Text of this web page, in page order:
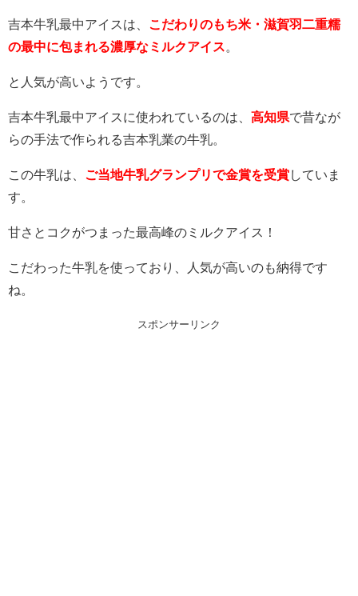
吉本牛乳最中アイスは、
こだわりのもち米・滋賀羽二重糯
の最中に包まれる濃厚なミルクアイス
と人気が高いようです。
吉本牛乳最中アイスに使われているのは、 高知県で昔なが
らの手法で作られる吉本乳業の牛乳。
この牛乳は、 ご当地牛乳グランプリで金賞を受賞していま
す。
甘さとコクがつまった最高峰のミルクアイス！
こだわった牛乳を使っており、人気が高いのも納得です
ね。
スポンサーリンク